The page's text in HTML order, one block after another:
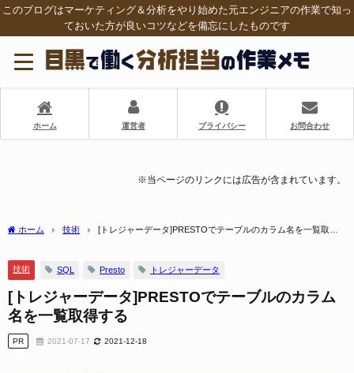
このブログはマーケティング＆分析をやり始めた元エンジニアの作業で知っ
ておいた方が良いコツなどを備忘にしたものです
ホーム 運営者 プライバシー お問合わせ
※当ページのリンクには広告が含まれています。
ホーム 技術
[トレジャーデータ]PRESTOでテーブルのカラム名を一覧取得
技術 SQL Presto トレジャーデータ
[トレジャーデータ]PRESTOでテーブルのカラム
名を一覧取得する
PR 2021-07-17 2021-12-18